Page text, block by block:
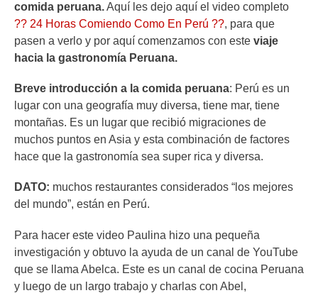
comida peruana.Aquí les dejo aquí el video completo
?? 24 Horas Comiendo Como En Perú ??, para que
pasen a verlo y por aquí comenzamos con este viaje
hacia la gastronomía Peruana.
Breve introducción a la comida peruana: Perú es un
lugar con una geografía muy diversa, tiene mar, tiene
montañas. Es un lugar que recibió migraciones de
muchos puntos en Asia y esta combinación de factores
hace que la gastronomía sea super rica y diversa.
DATO: muchos restaurantes considerados “los mejores
del mundo”, están en Perú.
Para hacer este video Paulina hizo una pequeña
investigación y obtuvo la ayuda de un canal de YouTube
que se llama Abelca. Este es un canal de cocina Peruana
y luego de un largo trabajo y charlas con Abel,